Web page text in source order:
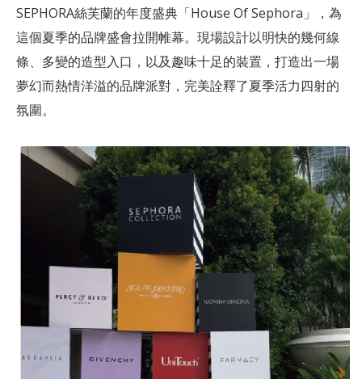
SEPHORA絲芙蘭的年度盛典「House Of Sephora」，為
這個夏季的品牌盛會拉開帷幕。現場設計以明快的幾何線
條、多變的造型入口，以及趣味十足的裝置，打造出一場
夢幻而熱情洋溢的品牌派對，完美詮釋了夏季活力四射的
氛圍。